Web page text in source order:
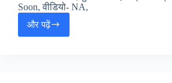
Soon, वीडियो- NA,
और पढ़ेंITBP